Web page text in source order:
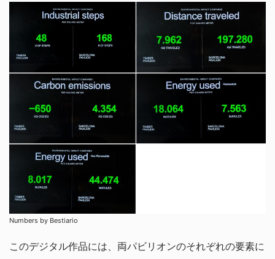
Numbers by Bestiario
このデジタル作品には、両パビリオンのそれぞれの要素に